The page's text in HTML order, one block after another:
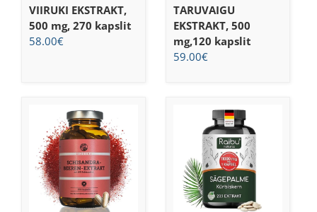
VIIRUKI EKSTRAKT,
500 mg, 270 kapslit
58.00€
TARUVAIGU
EKSTRAKT, 500
mg,120 kapslit
59.00€